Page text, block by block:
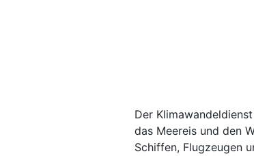
Der
das Meereis und den
Schiffen, Flugzeugen